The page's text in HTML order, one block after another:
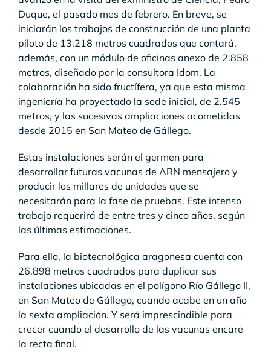
Duque, el pasado mes de febrero. En breve, se
iniciarán los trabajos de construcción de una planta
piloto de 13.218 metros cuadrados que contará,
además, con un módulo de oficinas anexo de 2.858
metros, diseñado por la consultora Idom. La
colaboración ha sido fructífera, ya que esta misma
ingeniería ha proyectado la sede inicial, de 2.545
metros, y las sucesivas ampliaciones acometidas
desde 2015 en San Mateo de Gállego.
Estas instalaciones serán el germen para
desarrollar futuras vacunas de ARN mensajero y
producir los millares de unidades que se
necesitarán para la fase de pruebas. Este intenso
trabajo requerirá de entre tres y cinco años, según
las últimas estimaciones.
Para ello, la biotecnológica aragonesa cuenta con
26.898 metros cuadrados para duplicar sus
instalaciones ubicadas en el polígono Río Gállego II,
en San Mateo de Gállego, cuando acabe en un año
la sexta ampliación. Y será imprescindible para
crecer cuando el desarrollo de las vacunas encare
la recta final.